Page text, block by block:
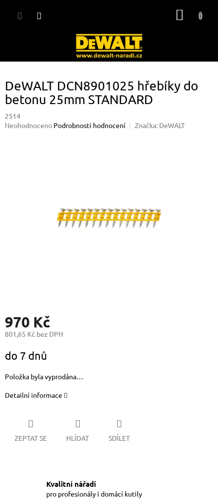
DeWALT DCN8901025 hřebíky do
betonu 25mm STANDARD
2514
Průměrné
Neohodnoceno Podrobnosti hodnocení Značka: DeWALT
970 Kč
801,65 Kč bez DPH
cena:
do 7 dnů
Položka byla vyprodána…
Detailní informace
ZEPTAT SE HLÍDAT SDÍLET
Kvalitní nářadí
pro profesionály i domácí kutily